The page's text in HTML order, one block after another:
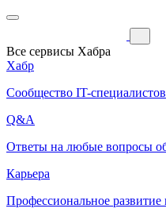
Все сервисы Хабра
Хабр
Сообщество IT-специалистов
Q&A
Ответы на любые вопросы
Карьера
Профессиональное развитие